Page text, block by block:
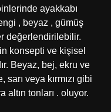
ayakkabı
, beyaz , gümüş
değerlendirilebilir.
konsepti ve kişisel
Beyaz, bej, ekru ve
veya kırmızı gibi
altın tonları . oluyor.